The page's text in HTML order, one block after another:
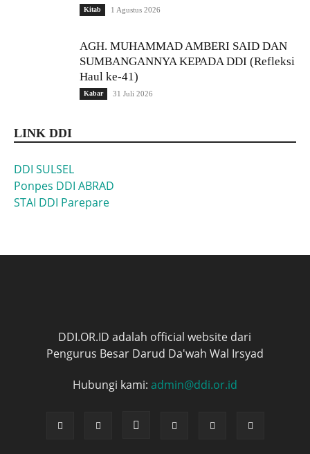
Kitab 1 Agustus 2026
AGH. MUHAMMAD AMBERI SAID DAN
SUMBANGANNYA KEPADA DDI (Refleksi
Haul ke-41)
Kabar 31 Juli 2026
LINK DDI
DDI SULSEL
Ponpes DDI ABRAD
STAI DDI Parepare
DDI.OR.ID adalah official website dari
Pengurus Besar Darud Da'wah Wal Irsyad
Hubungi kami: admin@ddi.or.id